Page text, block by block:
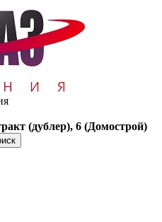
(дублер), 6 (Домострой)